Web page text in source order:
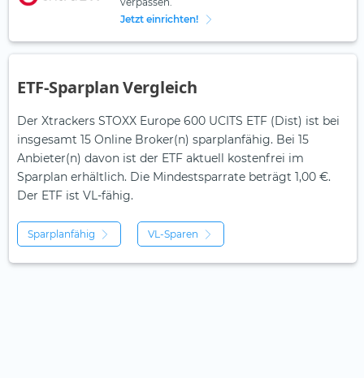
Jetzt einrichten!
ETF-Sparplan Vergleich
Der Xtrackers STOXX Europe 600 UCITS ETF (Dist) ist bei
insgesamt 15 Online Broker(n) sparplanfähig. Bei 15
Anbieter(n) davon ist der ETF aktuell kostenfrei im
Sparplan erhältlich. Die Mindestsparrate beträgt 1,00 €.
Der ETF ist VL-fähig.
Sparplanfähig VL-Sparen